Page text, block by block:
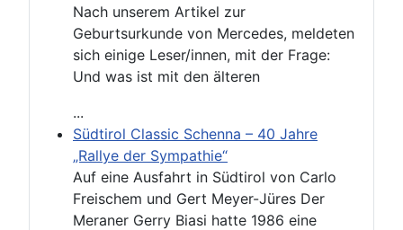
Nach unserem Artikel zur
Geburtsurkunde von Mercedes, meldeten
sich einige Leser/innen, mit der Frage:
Und was ist mit den älteren
...
Südtirol Classic Schenna – 40 Jahre
„Rallye der Sympathie“
Auf eine Ausfahrt in Südtirol von Carlo
Freischem und Gert Meyer-Jüres Der
Meraner Gerry Biasi hatte 1986 eine